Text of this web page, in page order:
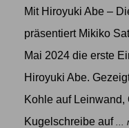
Mit Hiroyuki Abe –
präsentiert Mikiko
Mai 2024 die erste
Hiroyuki Abe.
Kohle auf
Kugelschreibe auf